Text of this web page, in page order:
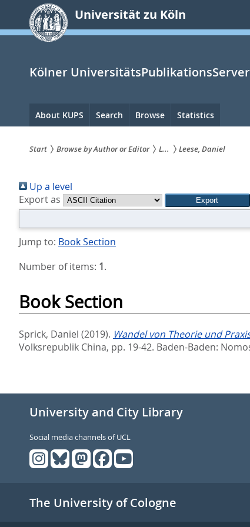
springen
Universität zu Köln
Kölner UniversitätsPublikationsServer
Hauptnavigation
About KUPS Search Browse Statistics
sind
hier:
Start Browse by Author or Editor L... Leese, Daniel
Up a level
Export as
Jump to: Book Section
Number of items: 1.
Book Section
Sprick, Daniel (2019). Wandel von Theorie und
Volksrepublik China, pp. 19-42. Baden-Baden:
University and City Library
Social media channels of UCL
The University of Cologne